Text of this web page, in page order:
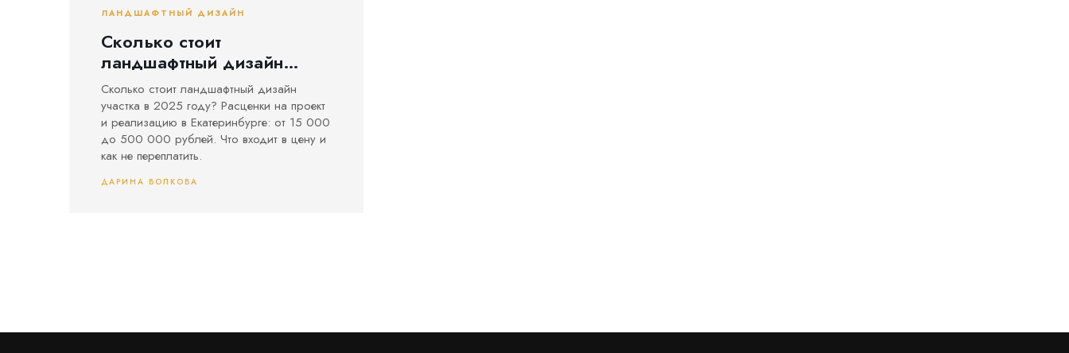
ЛАНДШАФТНЫЙ ДИЗАЙН
Сколько стоит
ландшафтный дизайн
участка в 2025 году:
расценки и что входит в
цену
Сколько стоит ландшафтный дизайн
участка в 2025 году? Расценки на проект
и реализацию в Екатеринбурге: от 15 000
до 500 000 рублей. Что входит в цену и
как не переплатить.
ДАРИНА ВОЛКОВА